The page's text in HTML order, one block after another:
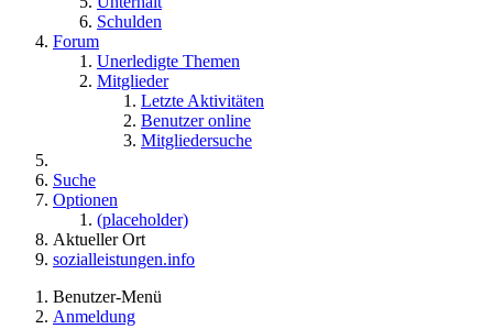
Schulden
Forum
Unerledigte Themen
Mitglieder
Letzte Aktivitäten
Benutzer online
Mitgliedersuche
Suche
Optionen
(placeholder)
Aktueller Ort
sozialleistungen.info
Benutzer-Menü
Anmeldung